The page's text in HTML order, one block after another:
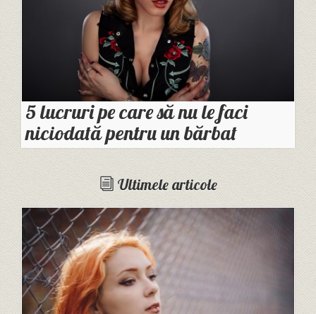
5 lucruri pe care să nu le faci
niciodată pentru un bărbat
Ultimele articole